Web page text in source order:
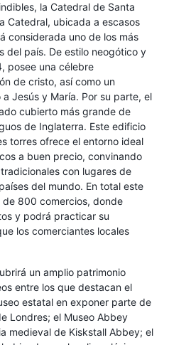
la Catedral de Santa
Catedral, ubicada a escasos
considerada uno de los más
del país. De estilo neogótico y
posee una célebre
de cristo, así como un
Jesús y María. Por su parte, el
cubierto más grande de
de Inglaterra. Este edificio
torres ofrece el entorno ideal
a buen precio, convinando
con lugares de
del mundo. En total este
800 comercios, donde
y podrá practicar su
los comerciantes locales
un amplio patrimonio
entre los que destacan el
estatal en exponer parte de
Londres; el Museo Abbey
medieval de Kiskstall Abbey; el